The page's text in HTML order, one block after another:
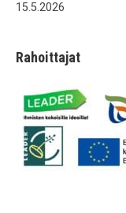
15.5.2026
Rahoittajat